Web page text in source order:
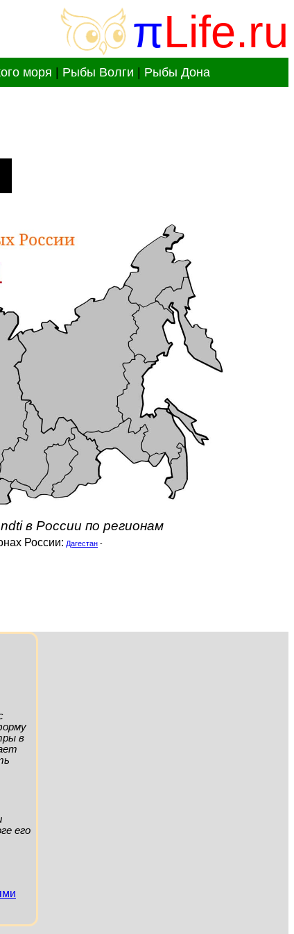
πLife.ru
моря Рыбы Волги Рыбы Дона
в России по регионам
России: Дагестан -
в
его